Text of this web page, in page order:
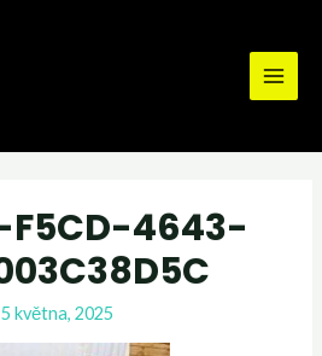
F5CD-4643-
5 května, 2025